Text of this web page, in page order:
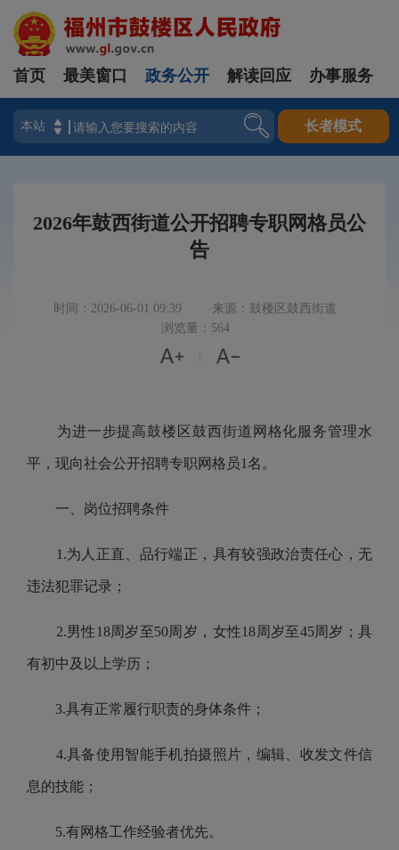
登录
首页 最美窗口 政务公开 解读回应 办事服务
长者模式
2026年鼓西街道公开招聘专职网格员公
告
时间：2026-06-01 09:39
来源：鼓楼区鼓西街道
浏览量：564
 
为进一步提高鼓楼区鼓西街道网格化服务管理水
平，现向社会公开招聘专职网格员1名。
一、岗位招聘条件
1.为人正直、品行端正，具有较强政治责任心，无
违法犯罪记录；
2.男性18周岁至50周岁，女性18周岁至45周岁；具
有初中及以上学历；
3.具有正常履行职责的身体条件；
4.具备使用智能手机拍摄照片，编辑、收发文件信
息的技能；
5.有网格工作经验者优先。